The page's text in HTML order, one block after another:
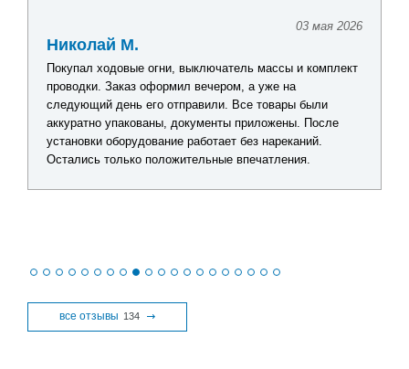
03 мая 2026
Николай М.
Покупал ходовые огни, выключатель массы и комплект
проводки. Заказ оформил вечером, а уже на
следующий день его отправили. Все товары были
аккуратно упакованы, документы приложены. После
установки оборудование работает без нареканий.
Остались только положительные впечатления.
все отзывы 134